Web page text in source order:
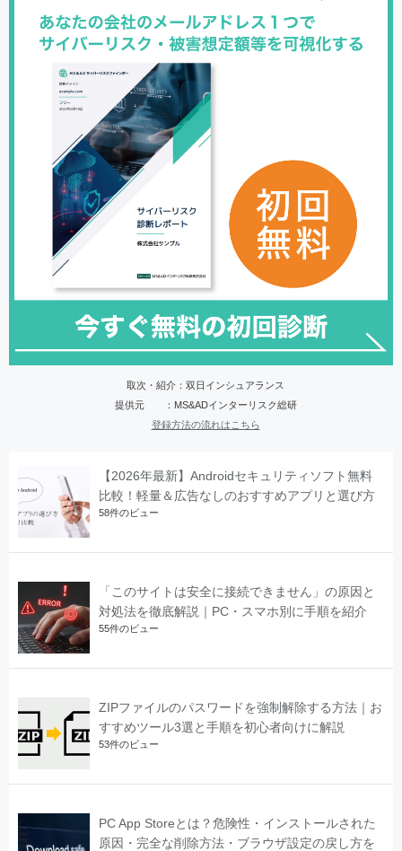
取次・紹介：双日インシュアランス
提供元 ：MS&ADインターリスク総研
登録方法の流れはこちら
【2026年最新】Androidセキュリティソフト無料
比較！軽量＆広告なしのおすすめアプリと選び方
58件のビュー
「このサイトは安全に接続できません」の原因と
対処法を徹底解説｜PC・スマホ別に手順を紹介
55件のビュー
ZIPファイルのパスワードを強制解除する方法｜お
すすめツール3選と手順を初心者向けに解説
53件のビュー
PC App Storeとは？危険性・インストールされた
原因・完全な削除方法・ブラウザ設定の戻し方を